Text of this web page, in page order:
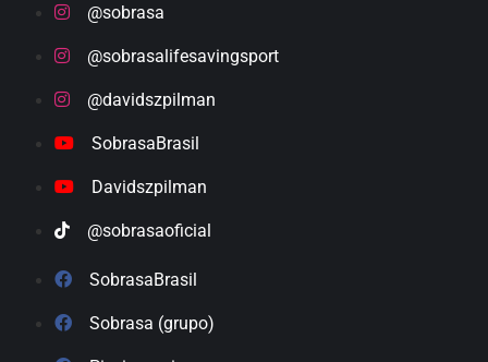
@sobrasa
@sobrasalifesavingsport
@davidszpilman
SobrasaBrasil
Davidszpilman
@sobrasaoficial
SobrasaBrasil
Sobrasa (grupo)